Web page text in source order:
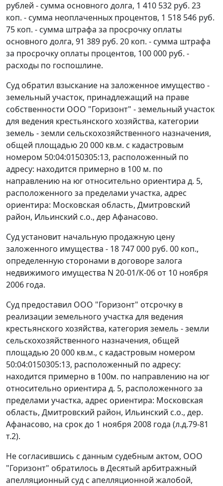
рублей - сумма основного долга, 1 410 532 руб. 23
коп. - сумма неоплаченных процентов, 1 518 546 руб.
75 коп. - сумма штрафа за просрочку оплаты
основного долга, 91 389 руб. 20 коп. - сумма штрафа
за просрочку оплаты процентов, 100 000 руб. -
расходы по госпошлине.
Суд обратил взыскание на заложенное имущество -
земельный участок, принадлежащий на праве
собственности ООО "Горизонт" - земельный участок
для ведения крестьянского хозяйства, категории
земель - земли сельскохозяйственного назначения,
общей площадью 20 000 кв.м. с кадастровым
номером 50:04:0150305:13, расположенный по
адресу: находится примерно в 100 м. по
направлению на юг относительно ориентира д. 5,
расположенного за пределами участка, адрес
ориентира: Московская область, Дмитровский
район, Ильинский с.о., дер Афанасово.
Суд установит начальную продажную цену
заложенного имущества - 18 747 000 руб. 00 коп.,
определенную сторонами в договоре залога
недвижимого имущества N 20-01/К-06 от 10 ноября
2006 года.
Суд предоставил ООО "Горизонт" отсрочку в
реализации земельного участка для ведения
крестьянского хозяйства, категория земель - земли
сельскохозяйственного назначения, общей
площадью 20 000 кв.м., с кадастровым номером
50:04:0150305:13, расположенный по адресу:
находится примерно в 100м. по направлению на юг
относительно ориентира д. 5, расположенного за
пределами участка, адрес ориентира: Московская
область, Дмитровский район, Ильинский с.о., дер.
Афанасово, на срок до 1 ноября 2008 года (л.д.79-81
т.2).
Не согласившись с данным судебным актом, ООО
"Горизонт" обратилось в Десятый арбитражный
апелляционный суд с апелляционной жалобой,